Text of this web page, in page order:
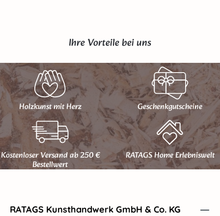
Ihre Vorteile bei uns
Holzkunst mit Herz Geschenk­gutscheine
Kostenloser Versand ab 250 €
Bestellwert
RATAGS Home Erlebniswelt
RATAGS Kunsthandwerk GmbH & Co. KG